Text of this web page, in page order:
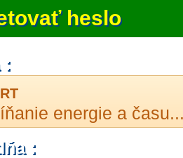
heslo
:
energie a
: